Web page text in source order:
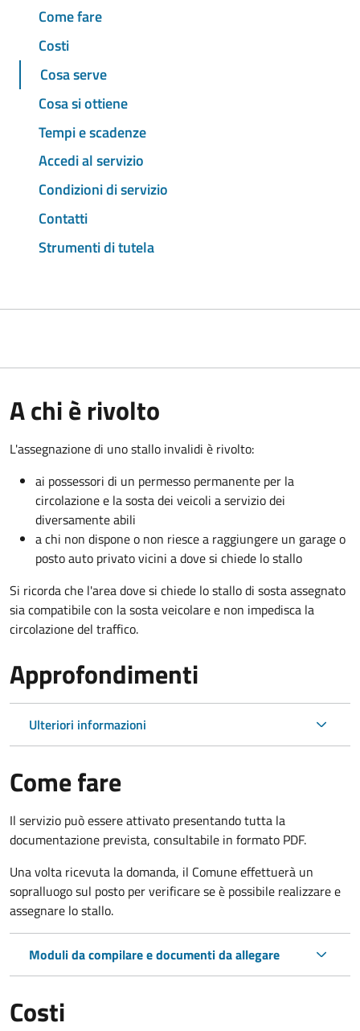
Come fare
Costi
Cosa serve
Cosa si ottiene
Tempi e scadenze
Accedi al servizio
Condizioni di servizio
Contatti
Strumenti di tutela
A chi è rivolto
L'assegnazione di uno stallo invalidi è rivolto:
ai possessori di un permesso permanente per la
circolazione e la sosta dei veicoli a servizio dei
diversamente abili
a chi non dispone o non riesce a raggiungere un garage o
posto auto privato vicini a dove si chiede lo stallo
Si ricorda che l'area dove si chiede lo stallo di sosta assegnato
sia compatibile con la sosta veicolare e non impedisca la
circolazione del traffico.
Approfondimenti
Ulteriori informazioni
Come fare
Il servizio può essere attivato presentando tutta la
documentazione prevista, consultabile in formato PDF.
Una volta ricevuta la domanda, il Comune effettuerà un
sopralluogo sul posto per verificare se è possibile realizzare e
assegnare lo stallo.
Moduli da compilare e documenti da allegare
Costi